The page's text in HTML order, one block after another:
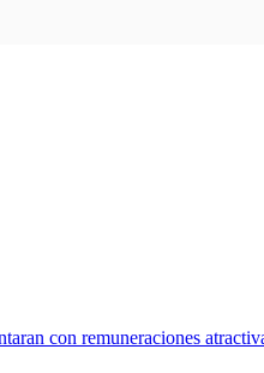
con remuneraciones